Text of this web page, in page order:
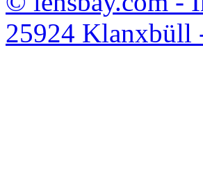
25924 Klanxbüll